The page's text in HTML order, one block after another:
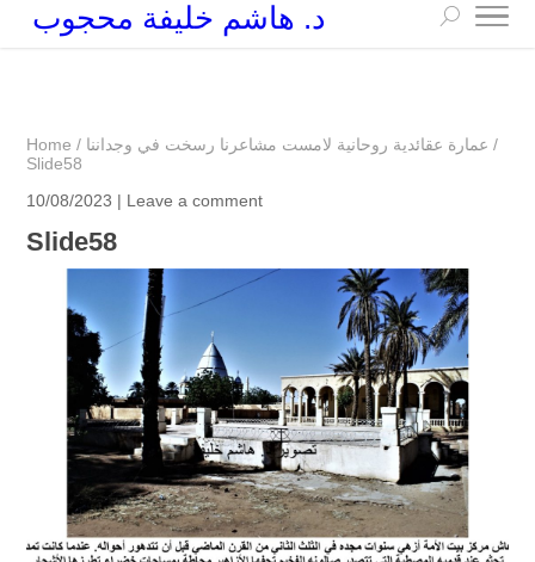
د. هاشم خليفة محجوب
Home / عمارة عقائدية روحانية لامست مشاعرنا رسخت في وجداننا /
Slide58
10/08/2023 | Leave a comment
Slide58